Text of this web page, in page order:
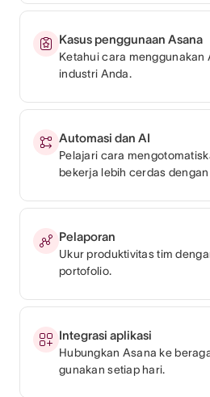
Kasus penggunaan Asana
Ketahui cara menggunakan
industri Anda.
Automasi dan AI
Pelajari cara
bekerja lebih cerdas dengan
Pelaporan
Ukur produktivitas tim
portofolio.
Integrasi aplikasi
Hubungkan Asana ke
gunakan setiap hari.